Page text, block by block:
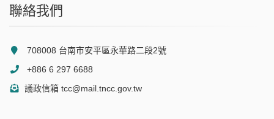
聯絡我們
708008 台南市安平區永華路二段2號
+886 6 297 6688
議政信箱 tcc@mail.tncc.gov.tw